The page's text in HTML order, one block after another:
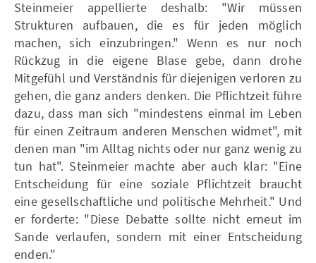
Steinmeier appellierte deshalb: "Wir müssen
Strukturen aufbauen, die es für jeden möglich
machen, sich einzubringen." Wenn es nur noch
Rückzug in die eigene Blase gebe, dann drohe
Mitgefühl und Verständnis für diejenigen verloren zu
gehen, die ganz anders denken. Die Pflichtzeit führe
dazu, dass man sich "mindestens einmal im Leben
für einen Zeitraum anderen Menschen widmet", mit
denen man "im Alltag nichts oder nur ganz wenig zu
tun hat". Steinmeier machte aber auch klar: "Eine
Entscheidung für eine soziale Pflichtzeit braucht
eine gesellschaftliche und politische Mehrheit." Und
er forderte: "Diese Debatte sollte nicht erneut im
Sande verlaufen, sondern mit einer Entscheidung
enden."